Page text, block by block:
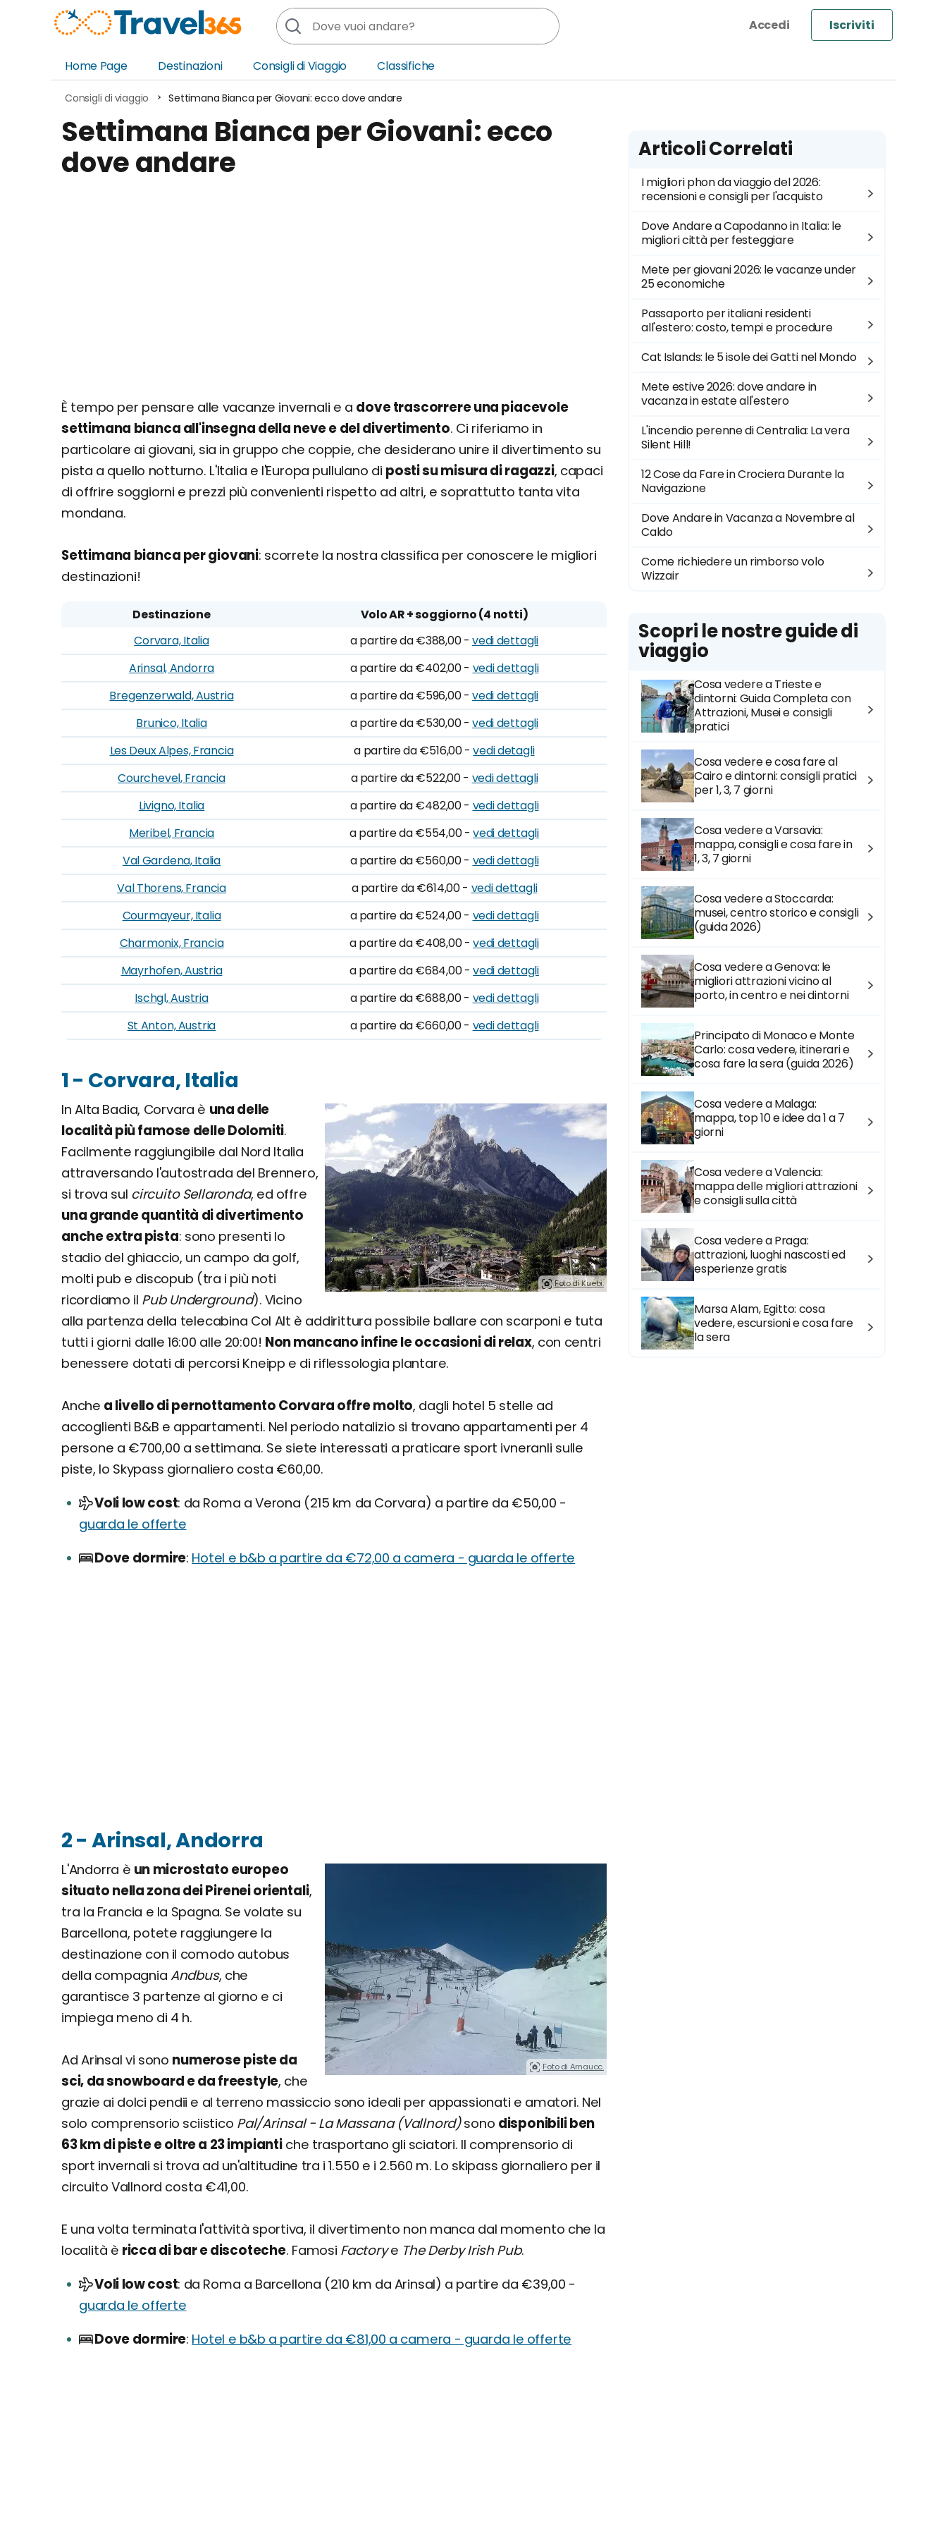
Iscriviti
Home Page
Destinazioni
Africa
Asia
Nord America
America Centrale
Sud America
Consigli di Viaggio Classifiche
Consigli di viaggio Settimana Bianca per Giovani: ecco dove andare
Settimana Bianca per Giovani: ecco
dove andare
È tempo per pensare alle vacanze invernali e a dove trascorrere una piacevole
settimana bianca all'insegna della neve e del divertimento. Ci riferiamo in
particolare ai giovani, sia in gruppo che coppie, che desiderano unire il divertimento su
pista a quello notturno. L'Italia e l'Europa pullulano di posti su misura di ragazzi, capaci
di offrire soggiorni e prezzi più convenienti rispetto ad altri, e soprattutto tanta vita
mondana.
Settimana bianca per giovani: scorrete la nostra classifica per conoscere le migliori
destinazioni!
Destinazione
Volo AR + soggiorno (4 notti)
Corvara, Italia
a partire da €388,00 - vedi dettagli
Arinsal, Andorra
a partire da €402,00 - vedi dettagli
Bregenzerwald, Austria
a partire da €596,00 - vedi dettagli
Brunico, Italia
a partire da €530,00 - vedi dettagli
Les Deux Alpes, Francia
a partire da €516,00 -vedi detagli
Courchevel, Francia
a partire da €522,00 - vedi dettagli
Livigno, Italia
a partire da €482,00 - vedi dettagli
Meribel, Francia
a partire da €554,00 - vedi dettagli
Val Gardena, Italia
a partire da €560,00 - vedi dettagli
Val Thorens, Francia
a partire da €614,00 - vedi dettagli
Courmayeur, Italia
a partire da €524,00 - vedi dettagli
Charmonix, Francia
a partire da €408,00 - vedi dettagli
Mayrhofen, Austria
a partire da €684,00 - vedi dettagli
Ischgl, Austria
a partire da €688,00 - vedi dettagli
St Anton, Austria
a partire da €660,00 - vedi dettagli
1 - Corvara, Italia
Foto di Kuebi.
In Alta Badia, Corvara è una delle
località più famose delle Dolomiti.
Facilmente raggiungibile dal Nord Italia
attraversando l'autostrada del Brennero,
si trova sul circuito Sellaronda, ed offre
una grande quantità di divertimento
anche extra pista: sono presenti lo
stadio del ghiaccio, un campo da golf,
molti pub e discopub (tra i più noti
ricordiamo il Pub Underground). Vicino
alla partenza della telecabina Col Alt è addirittura possibile ballare con scarponi e tuta
tutti i giorni dalle 16:00 alle 20:00! Non mancano infine le occasioni di relax, con centri
benessere dotati di percorsi Kneipp e di riflessologia plantare.
Anche a livello di pernottamento Corvara offre molto, dagli hotel 5 stelle ad
accoglienti B&B e appartamenti. Nel periodo natalizio si trovano appartamenti per 4
persone a €700,00 a settimana. Se siete interessati a praticare sport ivneranli sulle
piste, lo Skypass giornaliero costa €60,00.
Voli low cost da Roma a Verona (215 km da Corvara) a partire da €50,00 -
guarda le offerte
Dove dormire Hotel e b&b a partire da €72,00 a camera - guarda le offerte
2 - Arinsal, Andorra
Foto di Arnaucc.
L'Andorra è un microstato europeo
situato nella zona dei Pirenei orientali,
tra la Francia e la Spagna. Se volate su
Barcellona, potete raggiungere la
destinazione con il comodo autobus
della compagnia Andbus, che
garantisce 3 partenze al giorno e ci
impiega meno di 4 h.
Ad Arinsal vi sono numerose piste da
sci, da snowboard e da freestyle, che
grazie ai dolci pendii e al terreno massiccio sono ideali per appassionati e amatori. Nel
solo comprensorio sciistico Pal/Arinsal - La Massana (Vallnord)sono disponibili ben
63 km di piste e oltre a 23 impiantiche trasportano gli sciatori. Il comprensorio di
sport invernali si trova ad un'altitudine tra i 1.550 e i 2.560 m. Lo skipass giornaliero per il
circuito Vallnord costa €41,00.
E una volta terminata l'attività sportiva, il divertimento non manca dal momento che la
località è ricca di bar e discoteche. Famosi Factorye The Derby Irish Pub.
Voli low cost da Roma a Barcellona (210 km da Arinsal) a partire da €39,00 -
guarda le offerte
Dove dormire Hotel e b&b a partire da €81,00 a camera - guarda le offerte
Articoli Correlati
I migliori phon da viaggio del 2026:
recensioni e consigli per l'acquisto
Dove Andare a Capodanno in Italia: le
migliori città per festeggiare
Mete per giovani 2026: le vacanze under
25 economiche
Passaporto per italiani residenti
all'estero: costo, tempi e procedure
Cat Islands: le 5 isole dei Gatti nel Mondo
Mete estive 2026: dove andare in
vacanza in estate all'estero
L'incendio perenne di Centralia: La vera
Silent Hill!
12 Cose da Fare in Crociera Durante la
Navigazione
Dove Andare in Vacanza a Novembre al
Caldo
Come richiedere un rimborso volo
Wizzair
Scopri le nostre guide di
viaggio
Cosa vedere a Trieste e
dintorni: Guida Completa con
Attrazioni, Musei e consigli
pratici
Cosa vedere e cosa fare al
Cairo e dintorni: consigli pratici
per 1, 3, 7 giorni
Cosa vedere a Varsavia:
mappa, consigli e cosa fare in
1, 3, 7 giorni
Cosa vedere a Stoccarda:
musei, centro storico e consigli
(guida 2026)
Cosa vedere a Genova: le
migliori attrazioni vicino al
porto, in centro e nei dintorni
Principato di Monaco e Monte
Carlo: cosa vedere, itinerari e
cosa fare la sera (guida 2026)
Cosa vedere a Malaga:
mappa, top 10 e idee da 1 a 7
giorni
Cosa vedere a Valencia:
mappa delle migliori attrazioni
e consigli sulla città
Cosa vedere a Praga:
attrazioni, luoghi nascosti ed
esperienze gratis
Marsa Alam, Egitto: cosa
vedere, escursioni e cosa fare
la sera